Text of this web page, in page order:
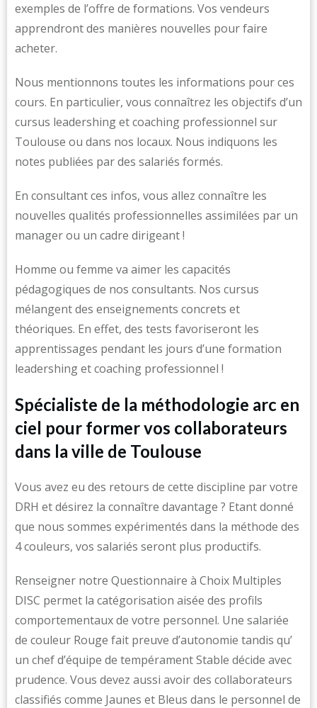
exemples de l’offre de formations. Vos vendeurs
apprendront des manières nouvelles pour faire
acheter.
Nous mentionnons toutes les informations pour ces
cours. En particulier, vous connaîtrez les objectifs d’un
cursus leadershing et coaching professionnel sur
Toulouse ou dans nos locaux. Nous indiquons les
notes publiées par des salariés formés.
En consultant ces infos, vous allez connaître les
nouvelles qualités professionnelles assimilées par un
manager ou un cadre dirigeant !
Homme ou femme va aimer les capacités
pédagogiques de nos consultants. Nos cursus
mélangent des enseignements concrets et
théoriques. En effet, des tests favoriseront les
apprentissages pendant les jours d’une formation
leadershing et coaching professionnel !
Spécialiste de la méthodologie arc en
ciel pour former vos collaborateurs
dans la ville de Toulouse
Vous avez eu des retours de cette discipline par votre
DRH et désirez la connaître davantage ? Etant donné
que nous sommes expérimentés dans la méthode des
4 couleurs, vos salariés seront plus productifs.
Renseigner notre Questionnaire à Choix Multiples
DISC permet la catégorisation aisée des profils
comportementaux de votre personnel. Une salariée
de couleur Rouge fait preuve d’autonomie tandis qu’
un chef d’équipe de tempérament Stable décide avec
prudence. Vous devez aussi avoir des collaborateurs
classifiés comme Jaunes et Bleus dans le personnel de